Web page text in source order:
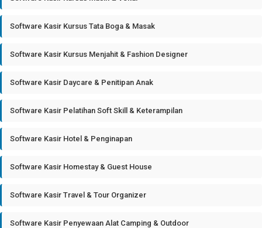
Software Kasir Kursus Tata Boga & Masak
Software Kasir Kursus Menjahit & Fashion Designer
Software Kasir Daycare & Penitipan Anak
Software Kasir Pelatihan Soft Skill & Keterampilan
Software Kasir Hotel & Penginapan
Software Kasir Homestay & Guest House
Software Kasir Travel & Tour Organizer
Software Kasir Penyewaan Alat Camping & Outdoor